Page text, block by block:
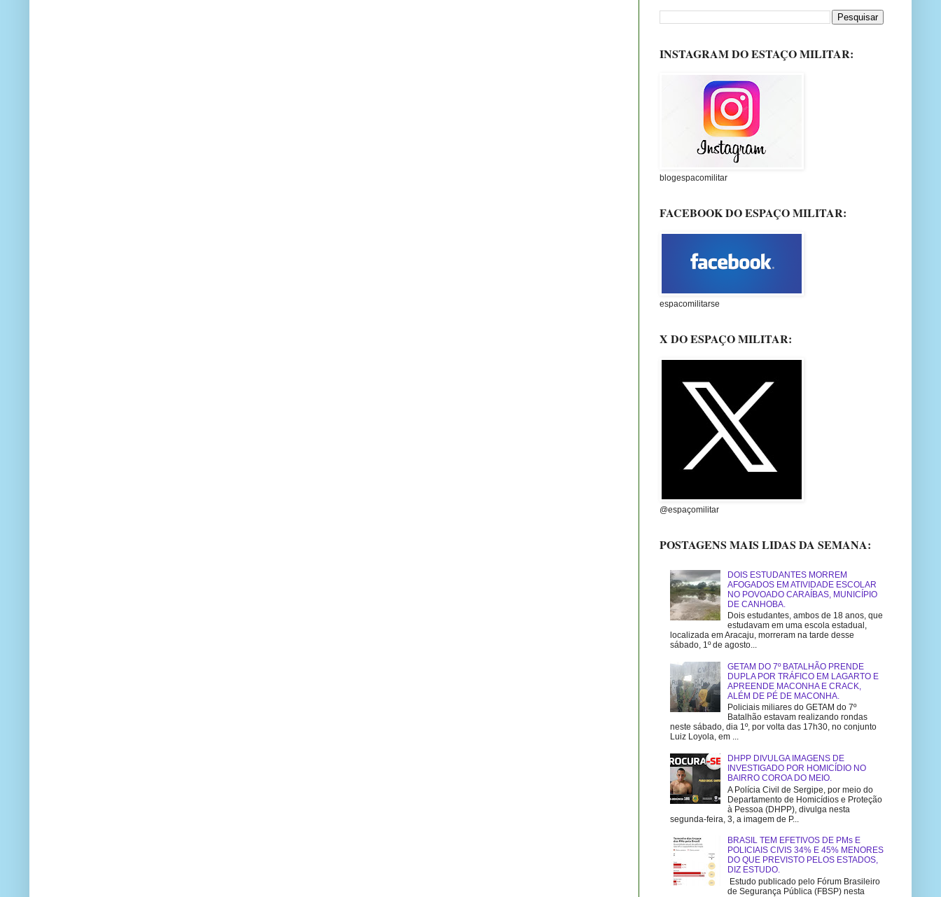
INSTAGRAM DO ESTAÇO MILITAR:
blogespacomilitar
FACEBOOK DO ESPAÇO MILITAR:
espacomilitarse
X DO ESPAÇO MILITAR:
@espaçomilitar
POSTAGENS MAIS LIDAS DA SEMANA:
DOIS ESTUDANTES MORREM
AFOGADOS EM ATIVIDADE ESCOLAR
NO POVOADO CARAÍBAS, MUNICÍPIO
DE CANHOBA.
Dois estudantes, ambos de 18 anos, que
estudavam em uma escola estadual,
localizada em Aracaju, morreram na tarde desse
sábado, 1º de agosto...
GETAM DO 7º BATALHÃO PRENDE
DUPLA POR TRÁFICO EM LAGARTO E
APREENDE MACONHA E CRACK,
ALÉM DE PÉ DE MACONHA.
Policiais miliares do GETAM do 7º
Batalhão estavam realizando rondas
neste sábado, dia 1º, por volta das 17h30, no conjunto
Luiz Loyola, em ...
DHPP DIVULGA IMAGENS DE
INVESTIGADO POR HOMICÍDIO NO
BAIRRO COROA DO MEIO.
A Polícia Civil de Sergipe, por meio do
Departamento de Homicídios e Proteção
à Pessoa (DHPP), divulga nesta
segunda-feira, 3, a imagem de P...
BRASIL TEM EFETIVOS DE PMs E
POLICIAIS CIVIS 34% E 45% MENORES
DO QUE PREVISTO PELOS ESTADOS,
DIZ ESTUDO.
Estudo publicado pelo Fórum Brasileiro
de Segurança Pública (FBSP) nesta